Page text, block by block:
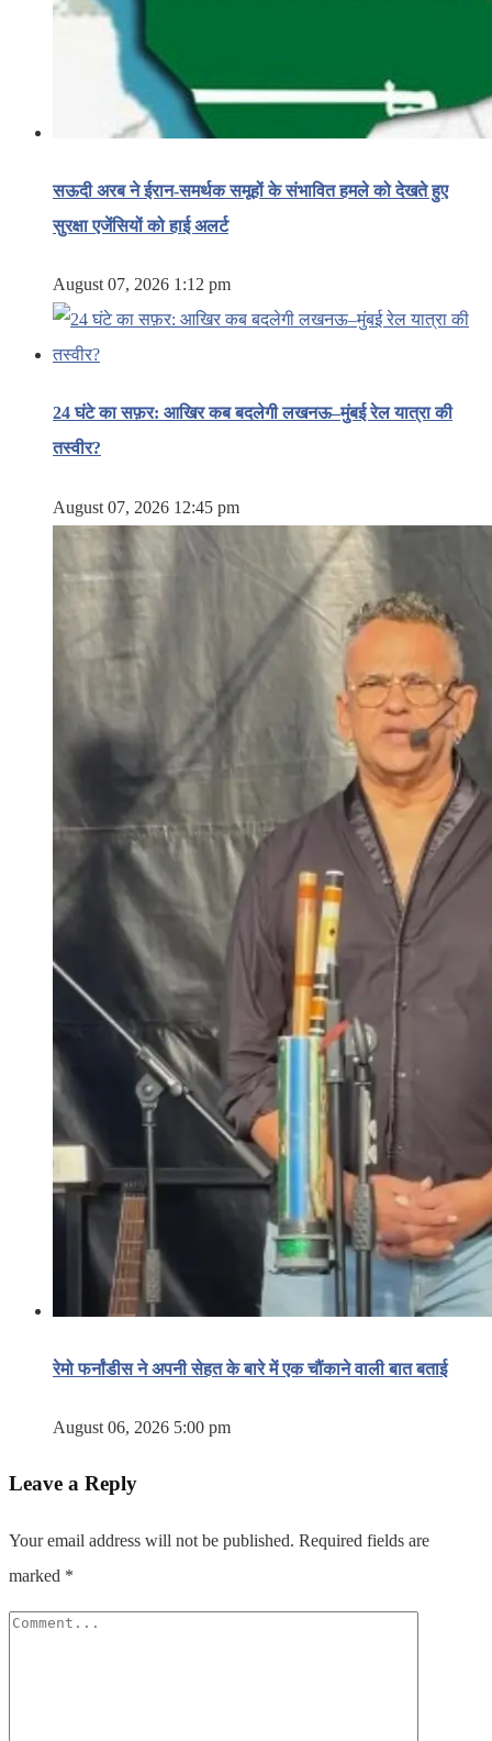
सऊदी अरब ने ईरान-समर्थक समूहों के संभावित हमले को देखते हुए
सुरक्षा एजेंसियों को हाई अलर्ट
August 07, 2026 1:12 pm
24 घंटे का सफ़र: आखिर कब बदलेगी लखनऊ–मुंबई रेल यात्रा की
तस्वीर?
August 07, 2026 12:45 pm
रेमो फर्नांडीस ने अपनी सेहत के बारे में एक चौंकाने वाली बात बताई
August 06, 2026 5:00 pm
Leave a Reply
Your email address will not be published. Required fields are
marked *